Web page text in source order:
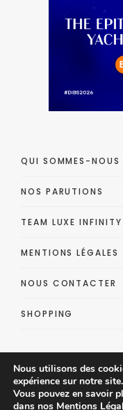
QUI SOMMES-NOUS
NOS PARUTIONS
TEAM LUXE INFINITY
MENTIONS LÉGALES
NOUS CONTACTER
SHOPPING
Nous utilisons des
expérience sur notre site.
Vous pouvez en savoir
dans nos Mentions